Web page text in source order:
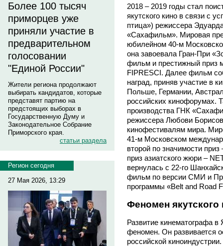
Более 100 тысяч
приморцев уже
приняли участие в
предварительном
голосовании
"Единой России"
Жители региона продолжают
выбирать кандидатов, которые
представят партию на
предстоящих выборах в
Государственную Думу и
Законодательное Собрание
Приморского края.
статьи раздела
Регион сегодня
27 Мая 2026, 13:29
2018 – 2019 годы стал
якутского кино в связи с
птица») режиссера
«Сахафильм». Мировая
юбилейном 40-м
она завоевала Гран-При
фильм и престижный приз
FIPRESCI. Далее фильм
наград, приняв участие в
Польше, Германии,
российских кинофорумах.
производства ГНК
режиссера Любови
кинофестивалям мира.
41-м Московском
второй по значимости
приз азиатского жюри –
вернулась с 22-го
фильм по версии СМИ и
программы «Belt and Road
Феномен якутского
Развитие кинематографа
феномен. Он развивается
российской